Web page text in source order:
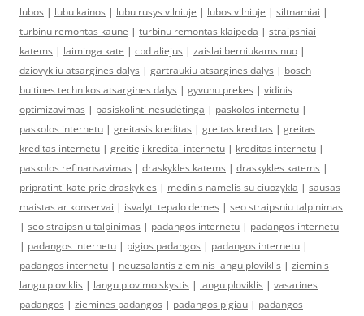
lubos | lubu kainos | lubu rusys vilniuje | lubos vilniuje | siltnamiai |
turbinu remontas kaune | turbinu remontas klaipeda | straipsniai
katems | laiminga kate | cbd aliejus | zaislai berniukams nuo |
dziovykliu atsargines dalys | gartraukiu atsargines dalys | bosch
buitines technikos atsargines dalys | gyvunu prekes | vidinis
optimizavimas | pasiskolinti nesudėtinga | paskolos internetu |
paskolos internetu | greitasis kreditas | greitas kreditas | greitas
kreditas internetu | greitieji kreditai internetu | kreditas internetu |
paskolos refinansavimas | draskykles katems | draskykles katems |
pripratinti kate prie draskykles | medinis namelis su ciuozykla | sausas
maistas ar konservai | isvalyti tepalo demes | seo straipsniu talpinimas
| seo straipsniu talpinimas | padangos internetu | padangos internetu
| padangos internetu | pigios padangos | padangos internetu |
padangos internetu | neuzsalantis zieminis langu ploviklis | zieminis
langu ploviklis | langu plovimo skystis | langu ploviklis | vasarines
padangos | ziemines padangos | padangos pigiau | padangos